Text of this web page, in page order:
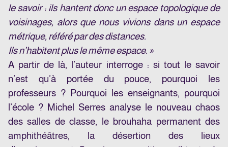
le savoir : ils hantent donc un espace topologique de
voisinages, alors que nous vivions dans un espace
métrique, référé par des distances.
Ils n’habitent plus le même espace. »
A partir de là, l’auteur interroge : si tout le savoir
n’est qu’à portée du pouce, pourquoi les
professeurs ? Pourquoi les enseignants, pourquoi
l’école ? Michel Serres analyse le nouveau chaos
des salles de classe, le brouhaha permanent des
amphithéâtres, la désertion des lieux